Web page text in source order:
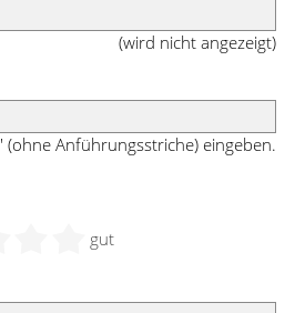
(wird nicht angezeigt)
' (ohne Anführungsstriche) eingeben.
gut